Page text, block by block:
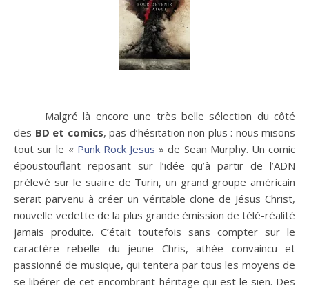
Malgré là encore une très belle sélection du côté
des BD et comics, pas d’hésitation non plus : nous misons
tout sur le « Punk Rock Jesus » de Sean Murphy. Un comic
époustouflant reposant sur l’idée qu’à partir de l’ADN
prélevé sur le suaire de Turin, un grand groupe américain
serait parvenu à créer un véritable clone de Jésus Christ,
nouvelle vedette de la plus grande émission de télé-réalité
jamais produite. C’était toutefois sans compter sur le
caractère rebelle du jeune Chris, athée convaincu et
passionné de musique, qui tentera par tous les moyens de
se libérer de cet encombrant héritage qui est le sien. Des